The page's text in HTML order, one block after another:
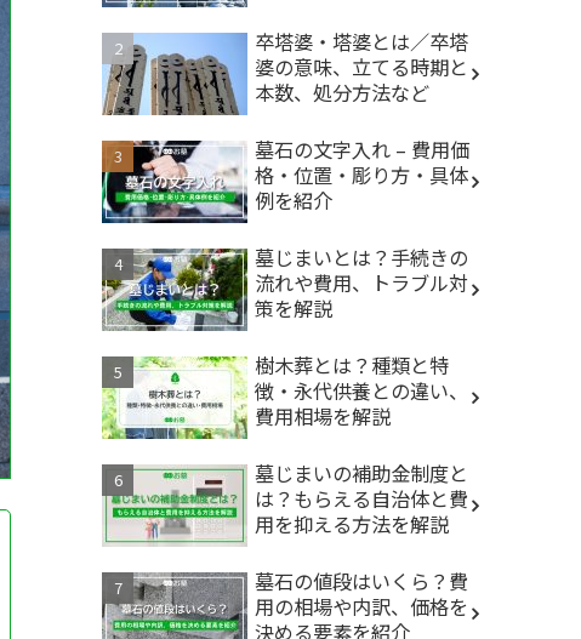
卒塔婆・塔婆とは／卒塔
婆の意味、立てる時期と
本数、処分方法など
墓石の文字入れ – 費用価
格・位置・彫り方・具体
例を紹介
墓じまいとは？手続きの
流れや費用、トラブル対
策を解説
樹木葬とは？種類と特
徴・永代供養との違い、
費用相場を解説
墓じまいの補助金制度と
は？もらえる自治体と費
用を抑える方法を解説
墓石の値段はいくら？費
用の相場や内訳、価格を
決める要素を紹介